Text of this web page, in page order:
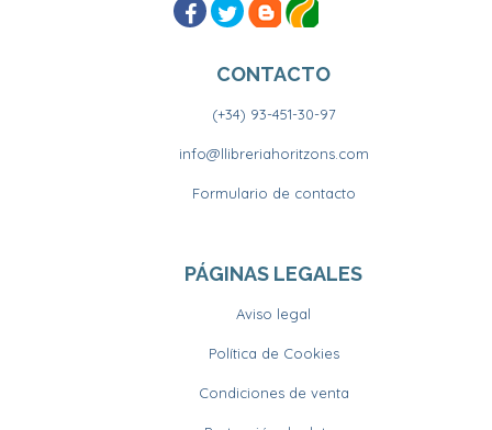
CONTACTO
(+34) 93-451-30-97
info@llibreriahoritzons.com
Formulario de contacto
PÁGINAS LEGALES
Aviso legal
Política de Cookies
Condiciones de venta